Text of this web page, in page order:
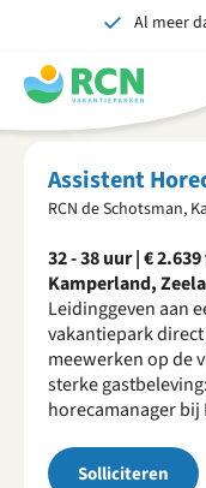
hoofdnavigatie
hoofdinhoud
voettekstinhoud
Al meer
Wij zijn altijd op
mensen om onze
Solliciteer nu
Assistent
RCN de Schotsman,
32 - 38 uur | €
Kamperland,
Leidinggeven aan
vakantiepark direct
meewerken op de
sterke
horecamanager bij
Solliciteren